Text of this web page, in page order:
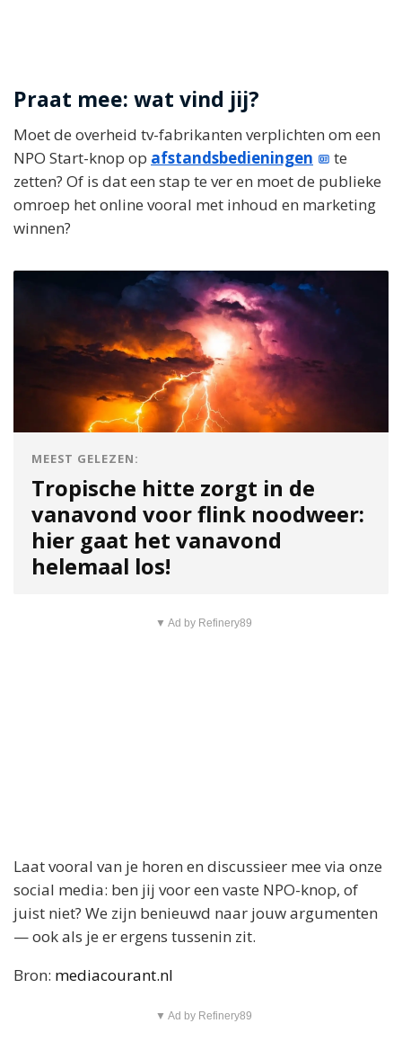
Praat mee: wat vind jij?
Moet de overheid tv-fabrikanten verplichten om een
NPO Start-knop op afstandsbedieningen
te
zetten? Of is dat een stap te ver en moet de publieke
omroep het online vooral met inhoud en marketing
winnen?
MEEST GELEZEN:
Tropische hitte zorgt in de
vanavond voor flink noodweer:
hier gaat het vanavond
helemaal los!
▼ Ad by Refinery89
Laat vooral van je horen en discussieer mee via onze
social media: ben jij voor een vaste NPO-knop, of
juist niet? We zijn benieuwd naar jouw argumenten
— ook als je er ergens tussenin zit.
Bron: mediacourant.nl
▼ Ad by Refinery89